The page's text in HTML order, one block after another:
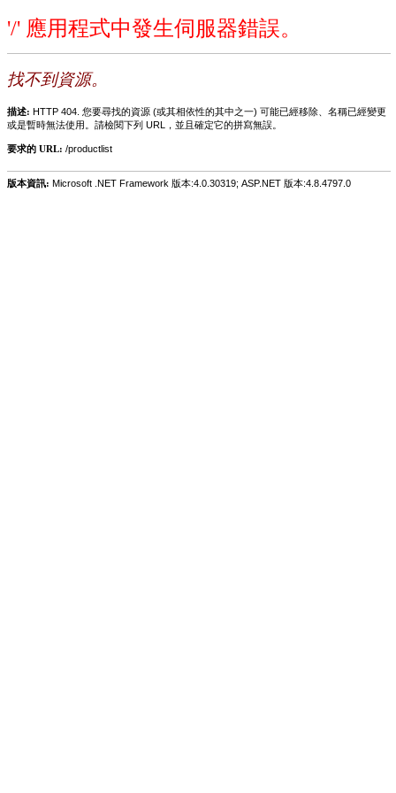
'/' 應用程式中發生伺服器錯誤。
找不到資源。
描述: HTTP 404. 您要尋找的資源 (或其相依性的其中之一) 可能已經移除、名稱已經變更
或是暫時無法使用。請檢閱下列 URL，並且確定它的拼寫無誤。
要求的 URL: /productlist
版本資訊: Microsoft .NET Framework 版本:4.0.30319; ASP.NET 版本:4.8.4797.0